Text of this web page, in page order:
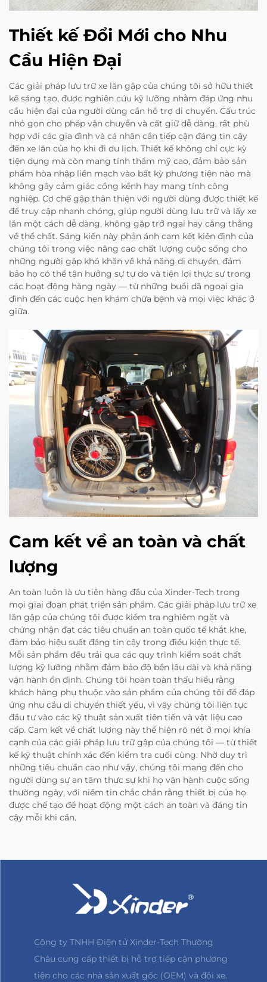
Thiết kế Đổi Mới cho Nhu
Cầu Hiện Đại
Các giải pháp lưu trữ xe lăn gập của chúng tôi sở hữu thiết
kế sáng tạo, được nghiên cứu kỹ lưỡng nhằm đáp ứng nhu
cầu hiện đại của người dùng cần hỗ trợ di chuyển. Cấu trúc
nhỏ gọn cho phép vận chuyển và cất giữ dễ dàng, rất phù
hợp với các gia đình và cá nhân cần tiếp cận đáng tin cậy
đến xe lăn của họ khi đi du lịch. Thiết kế không chỉ cực kỳ
tiện dụng mà còn mang tính thẩm mỹ cao, đảm bảo sản
phẩm hòa nhập liền mạch vào bất kỳ phương tiện nào mà
không gây cảm giác cồng kềnh hay mang tính công
nghiệp. Cơ chế gập thân thiện với người dùng được thiết kế
để truy cập nhanh chóng, giúp người dùng lưu trữ và lấy xe
lăn một cách dễ dàng, không gặp trở ngại hay căng thẳng
về thể chất. Sáng kiến này phản ánh cam kết kiên định của
chúng tôi trong việc nâng cao chất lượng cuộc sống cho
những người gặp khó khăn về khả năng di chuyển, đảm
bảo họ có thể tận hưởng sự tự do và tiện lợi thực sự trong
các hoạt động hàng ngày — từ những buổi dã ngoại gia
đình đến các cuộc hẹn khám chữa bệnh và mọi việc khác ở
giữa.
Cam kết về an toàn và chất
lượng
An toàn luôn là ưu tiên hàng đầu của Xinder-Tech trong
mọi giai đoạn phát triển sản phẩm. Các giải pháp lưu trữ xe
lăn gập của chúng tôi được kiểm tra nghiêm ngặt và
chứng nhận đạt các tiêu chuẩn an toàn quốc tế khắt khe,
đảm bảo hiệu suất đáng tin cậy trong điều kiện thực tế.
Mỗi sản phẩm đều trải qua các quy trình kiểm soát chất
lượng kỹ lưỡng nhằm đảm bảo độ bền lâu dài và khả năng
vận hành ổn định. Chúng tôi hoàn toàn thấu hiểu rằng
khách hàng phụ thuộc vào sản phẩm của chúng tôi để đáp
ứng nhu cầu di chuyển thiết yếu, vì vậy chúng tôi liên tục
đầu tư vào các kỹ thuật sản xuất tiên tiến và vật liệu cao
cấp. Cam kết về chất lượng này thể hiện rõ nét ở mọi khía
cạnh của các giải pháp lưu trữ gập của chúng tôi — từ thiết
kế kỹ thuật chính xác đến kiểm tra cuối cùng. Nhờ duy trì
những tiêu chuẩn cao như vậy, chúng tôi mang đến cho
người dùng sự an tâm thực sự khi họ vận hành cuộc sống
thường ngày, với niềm tin chắc chắn rằng thiết bị của họ
được chế tạo để hoạt động một cách an toàn và đáng tin
cậy mỗi khi cần.
Công ty TNHH Điện tử Xinder-Tech Thường
Châu cung cấp thiết bị hỗ trợ tiếp cận phương
tiện cho các nhà sản xuất gốc (OEM) và đội xe.